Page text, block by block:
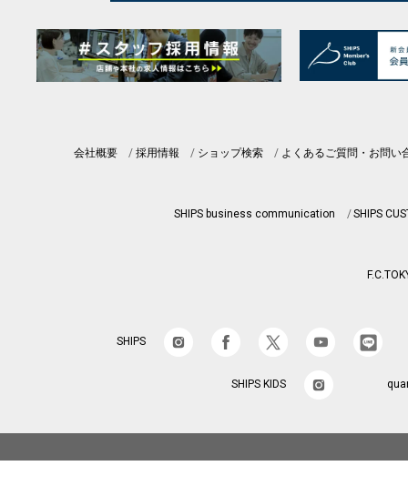
会社概要 採用情報 ショップ検索 よくあるご質問・お問い
SHIPS business communication SHIPS
SHIPS
SHIPS KIDS